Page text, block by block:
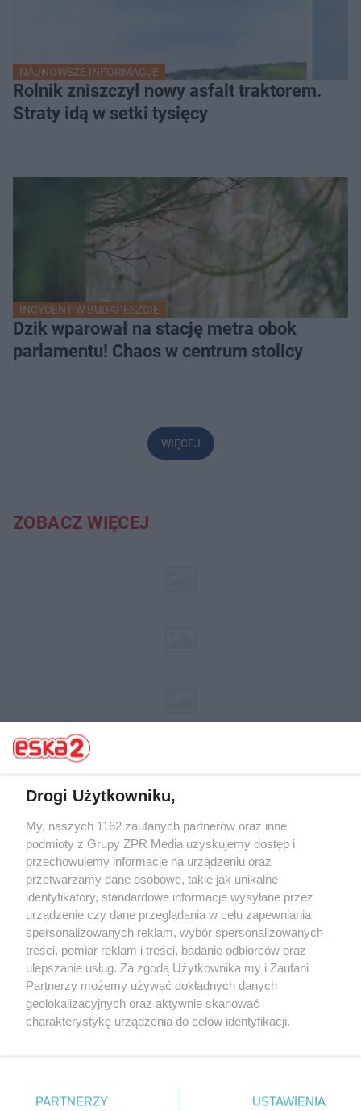
NAJNOWSZE INFORMACJE
Rolnik zniszczył nowy asfalt traktorem.
Straty idą w setki tysięcy
INCYDENT W BUDAPESZCIE
Dzik wparował na stację metra obok
parlamentu! Chaos w centrum stolicy
WIĘCEJ
ZOBACZ WIĘCEJ
Żaden utwór zamieszczony w serwisie nie może być powielany i
rozpowszechniany lub dalej rozpowszechniany w jakikolwiek sposób (w
tym także elektroniczny lub mechaniczny) na jakimkolwiek polu
eksploatacji w jakiejkolwiek formie, włącznie z umieszczaniem w
Internecie bez pisemnej zgody właściciela praw. Jakiekolwiek użycie lub
wykorzystanie utworów w całości lub w części z naruszeniem prawa,
tzn. bez właściwej zgody, jest zabronione pod groźbą kary i może być
ścigane prawnie.
Drogi Użytkowniku,
My, naszych 1162 zaufanych partnerów oraz inne
podmioty z Grupy ZPR Media uzyskujemy dostęp i
przechowujemy informacje na urządzeniu oraz
przetwarzamy dane osobowe, takie jak unikalne
identyfikatory, standardowe informacje wysyłane przez
urządzenie czy dane przeglądania w celu zapewniania
spersonalizowanych reklam, wybór spersonalizowanych
treści, pomiar reklam i treści, badanie odbiorców oraz
ulepszanie usług. Za zgodą Użytkownika my i Zaufani
Partnerzy możemy używać dokładnych danych
geolokalizacyjnych oraz aktywnie skanować
charakterystykę urządzenia do celów identyfikacji.
zmienić/wycofać klikając przycisk ustawień prywatności
PARTNERZY USTAWIENIA